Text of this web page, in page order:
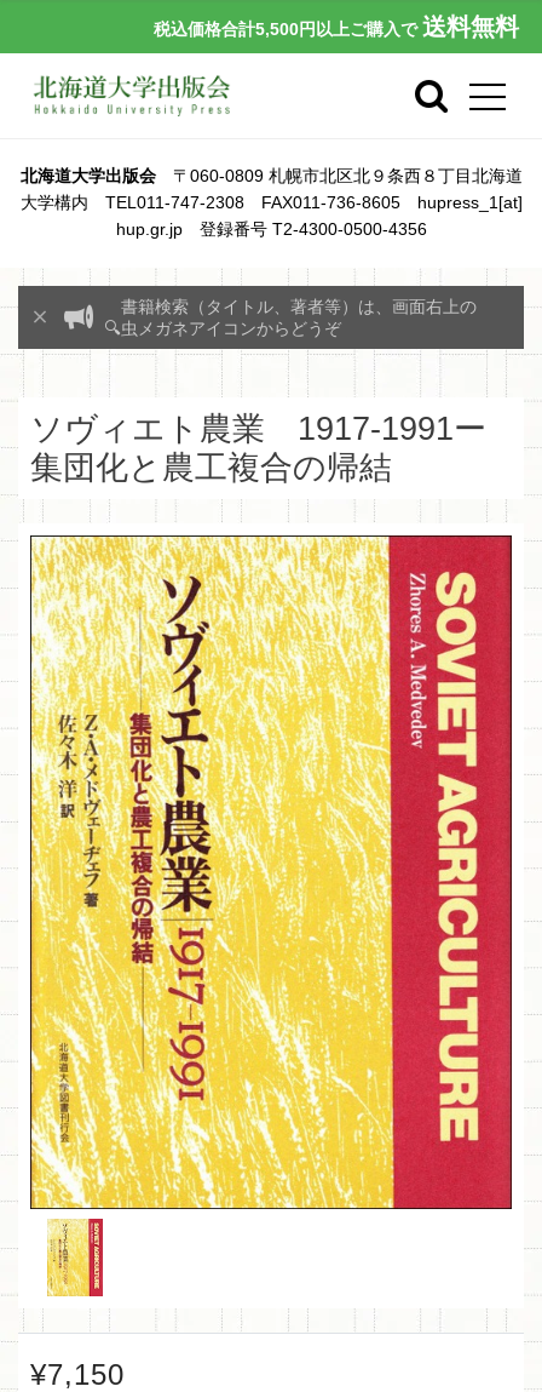
税込価格合計5,500円以上ご購入で 送料無料
北海道大学出版会〒060-0809 札幌市北区北９条西８丁目北海道
大学構内 TEL011-747-2308 FAX011-736-8605 hupress_1[at]
hup.gr.jp 登録番号 T2-4300-0500-4356
書籍検索（タイトル、著者等）は、画面右上の
🔍虫メガネアイコンからどうぞ
ソヴィエト農業 1917-1991ー
集団化と農工複合の帰結
¥7,150